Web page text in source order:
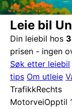
Leie bil
Din leiebil hos
prisen - ingen
Søk etter leiebil
tips Om utleie
TrafikkRechts
MotorveiOpptil